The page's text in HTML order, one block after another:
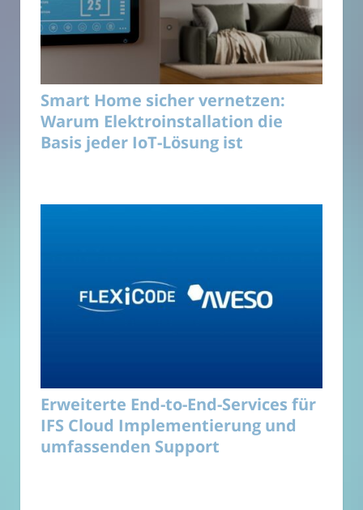
Smart Home sicher vernetzen:
Warum Elektroinstallation die
Basis jeder IoT-Lösung ist
Erweiterte End-to-End-Services für
IFS Cloud Implementierung und
umfassenden Support